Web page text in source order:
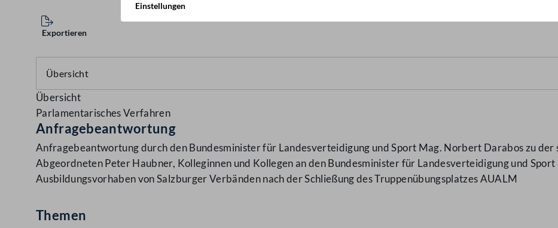
Einstellungen
Exportieren
Übersicht
Parlamentarisches Verfahren
Anfragebeantwortung
Anfragebeantwortung durch den Bundesminister für Landesverteidigung und Sport Mag. Norbert Darabos zu
Abgeordneten Peter Haubner, Kolleginnen und Kollegen an den Bundesminister für Landesverteidigung und
Ausbildungsvorhaben von Salzburger Verbänden nach der Schließung des Truppenübungsplatzes AUALM
Themen